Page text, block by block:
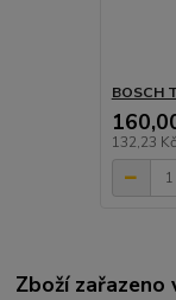
BOSCH
132,23 Kč
Zboží zařazeno